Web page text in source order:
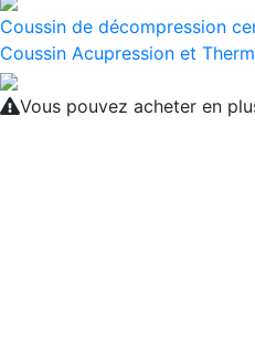
Coussin de décompression
Coussin Acupression et
Vous pouvez acheter en